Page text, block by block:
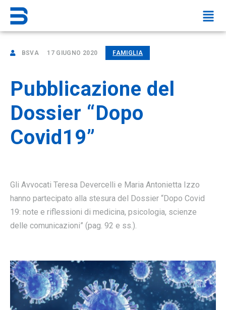
BSVA 17 GIUGNO 2020 FAMIGLIA
Pubblicazione del
Dossier “Dopo
Covid19”
Gli Avvocati Teresa Devercelli e Maria Antonietta Izzo
hanno partecipato alla stesura del Dossier “Dopo Covid
19: note e riflessioni di medicina, psicologia, scienze
delle comunicazioni” (pag. 92 e ss.).